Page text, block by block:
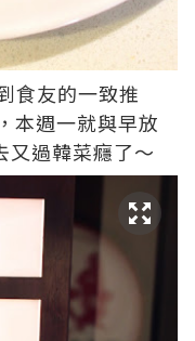
食友的一致推
本週一就與早放
又過韓菜癮了～